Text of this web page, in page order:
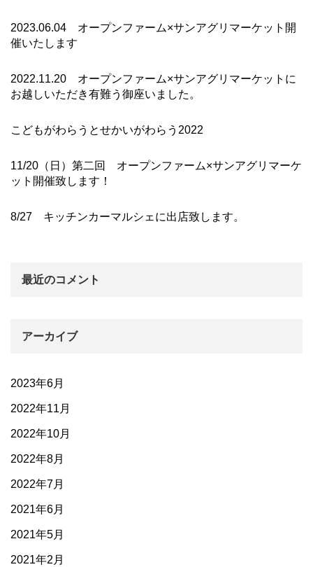
2023.06.04 オープンファーム×サンアグリマーケット開
催いたします
2022.11.20 オープンファーム×サンアグリマーケットに
お越しいただき有難う御座いました。
こどもがわらうとせかいがわらう2022
11/20（日）第二回 オープンファーム×サンアグリマーケ
ット開催致します！
8/27 キッチンカーマルシェに出店致します。
最近のコメント
アーカイブ
2023年6月
2022年11月
2022年10月
2022年8月
2022年7月
2021年6月
2021年5月
2021年2月